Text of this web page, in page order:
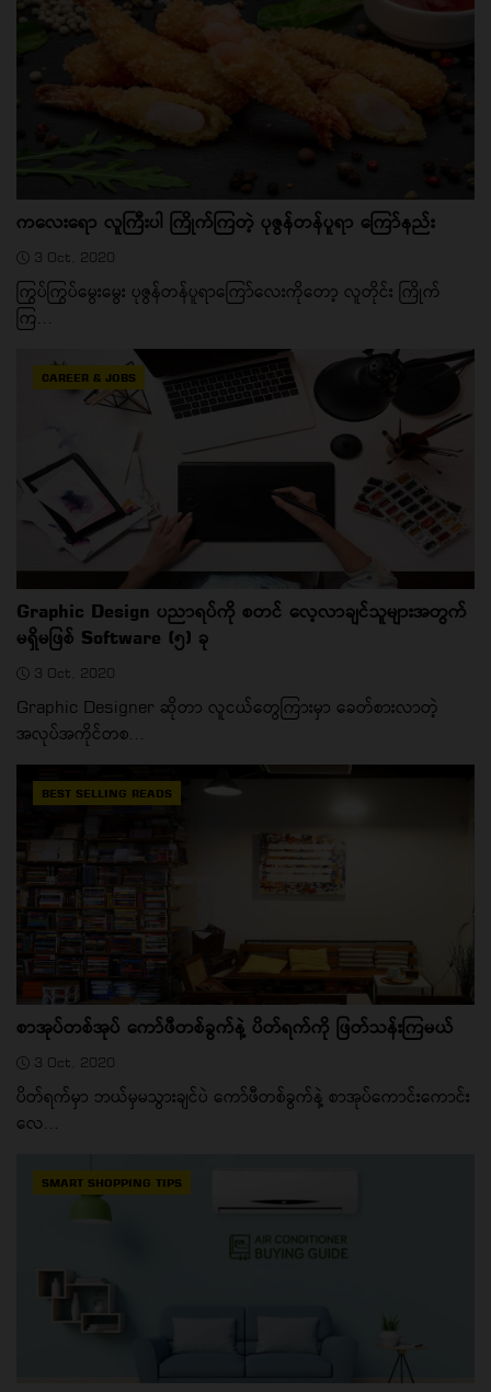
ကလေးရော လူကြီးပါ ကြိုက်ကြတဲ့ ပုဇွန်တန်ပူရာ ကြော်နည်း
3 Oct, 2020
ကြွပ်ကြွပ်မွေးမွေး ပုဇွန်တန်ပူရာကြော်လေးကိုတော့ လူတိုင်း ကြိုက်
ကြ...
CAREER & JOBS
Graphic Design ပညာရပ်ကို စတင် လေ့လာချင်သူများအတွက်
မရှိမဖြစ် Software (၅) ခု
3 Oct, 2020
Graphic Designer ဆိုတာ လူငယ်တွေကြားမှာ ခေတ်စားလာတဲ့
အလုပ်အကိုင်တစ...
BEST SELLING READS
စာအုပ်တစ်အုပ် ကော်ဖီတစ်ခွက်နဲ့ ပိတ်ရက်ကို ဖြတ်သန်းကြမယ်
3 Oct, 2020
ပိတ်ရက်မှာ ဘယ်မှမသွားချင်ပဲ ကော်ဖီတစ်ခွက်နဲ့ စာအုပ်ကောင်းကောင်း
လေ...
SMART SHOPPING TIPS